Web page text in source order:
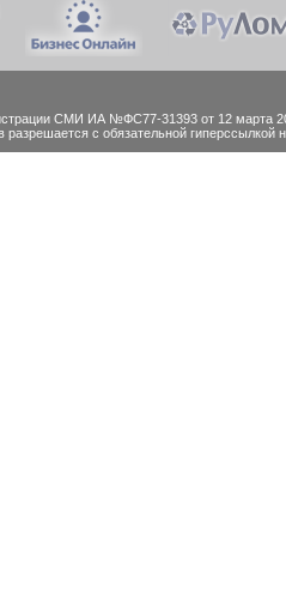
СМИ ИА №ФС77-31393 от 12 марта
с обязательной гиперссылкой